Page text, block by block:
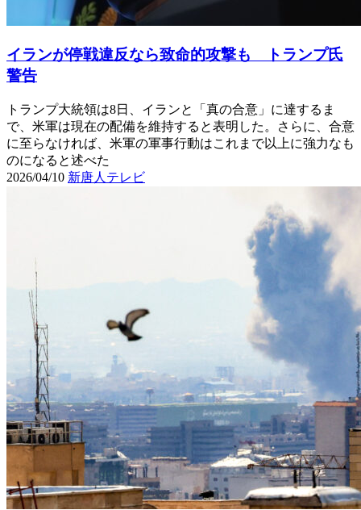
イランが停戦違反なら致命的攻撃も トランプ氏
警告
トランプ大統領は8日、イランと「真の合意」に達するま
で、米軍は現在の配備を維持すると表明した。さらに、合意
に至らなければ、米軍の軍事行動はこれまで以上に強力なも
のになると述べた
2026/04/10 新唐人テレビ